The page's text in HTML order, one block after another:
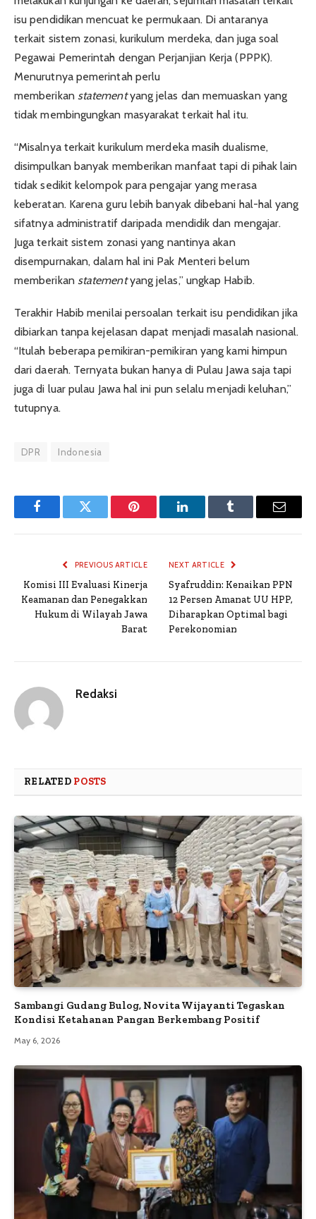
isu pendidikan mencuat ke permukaan. Di antaranya
terkait sistem zonasi, kurikulum merdeka, dan juga soal
Pegawai Pemerintah dengan Perjanjian Kerja (PPPK).
Menurutnya pemerintah perlu
memberikan statementyang jelas dan memuaskan yang
tidak membingungkan masyarakat terkait hal itu.
“Misalnya terkait kurikulum merdeka masih dualisme,
disimpulkan banyak memberikan manfaat tapi di pihak lain
tidak sedikit kelompok para pengajar yang merasa
keberatan. Karena guru lebih banyak dibebani hal-hal yang
sifatnya administratif daripada mendidik dan mengajar.
Juga terkait sistem zonasi yang nantinya akan
disempurnakan, dalam hal ini Pak Menteri belum
memberikanstatementyang jelas,” ungkap Habib.
Terakhir Habib menilai persoalan terkait isu pendidikan jika
dibiarkan tanpa kejelasan dapat menjadi masalah nasional.
“Itulah beberapa pemikiran-pemikiran yang kami himpun
dari daerah. Ternyata bukan hanya di Pulau Jawa saja tapi
juga di luar pulau Jawa hal ini pun selalu menjadi keluhan,”
tutupnya.
DPR Indonesia
FacebookTwitter Pinterest LinkedInTumblr Email
PREVIOUS ARTICLE
Komisi III Evaluasi Kinerja
Keamanan dan Penegakkan
Hukum di Wilayah Jawa
Barat
NEXT ARTICLE
Syafruddin: Kenaikan PPN
12 Persen Amanat UU HPP,
Diharapkan Optimal bagi
Perekonomian
Redaksi
RELATED POSTS
Sambangi Gudang Bulog, Novita Wijayanti Tegaskan
Kondisi Ketahanan Pangan Berkembang Positif
May 6, 2026